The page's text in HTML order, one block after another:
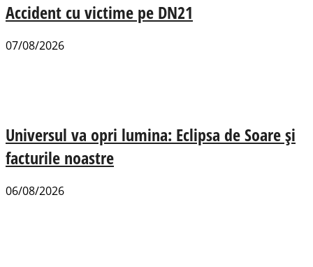
Accident cu victime pe DN21
07/08/2026
Universul va opri lumina: Eclipsa de Soare și
facturile noastre
06/08/2026